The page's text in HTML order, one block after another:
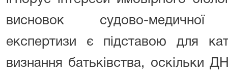
висновок судово-медичної
експертизи є підставою для
визнання батьківства, оскільки